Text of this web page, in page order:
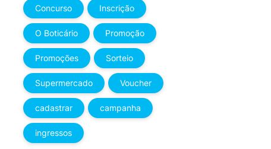
Concurso Inscrição
O Boticário Promoção
Promoções Sorteio
Supermercado Voucher
cadastrar campanha
ingressos